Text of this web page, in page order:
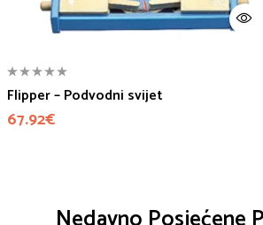
Flipper – Podvodni svijet
67.92€